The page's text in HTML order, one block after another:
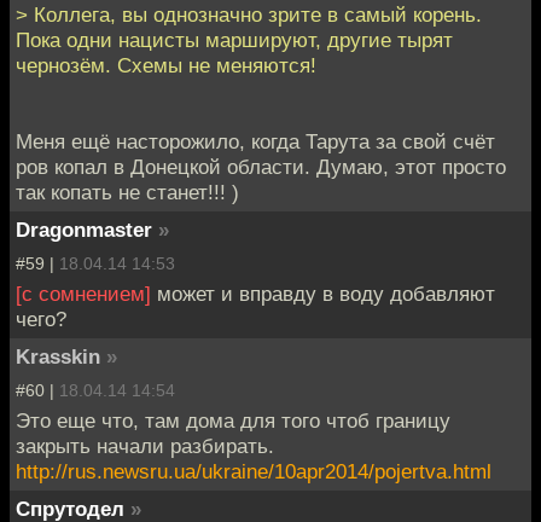
> Коллега, вы однозначно зрите в самый корень.
Пока одни нацисты маршируют, другие тырят
чернозём. Схемы не меняются!
Меня ещё насторожило, когда Тарута за свой счёт
ров копал в Донецкой области. Думаю, этот просто
так копать не станет!!! )
Dragonmaster »
#59 | 18.04.14 14:53
[с сомнением] может и вправду в воду добавляют
чего?
Krasskin »
#60 | 18.04.14 14:54
Это еще что, там дома для того чтоб границу
закрыть начали разбирать.
http://rus.newsru.ua/ukraine/10apr2014/pojertva.html
Спрутодел »